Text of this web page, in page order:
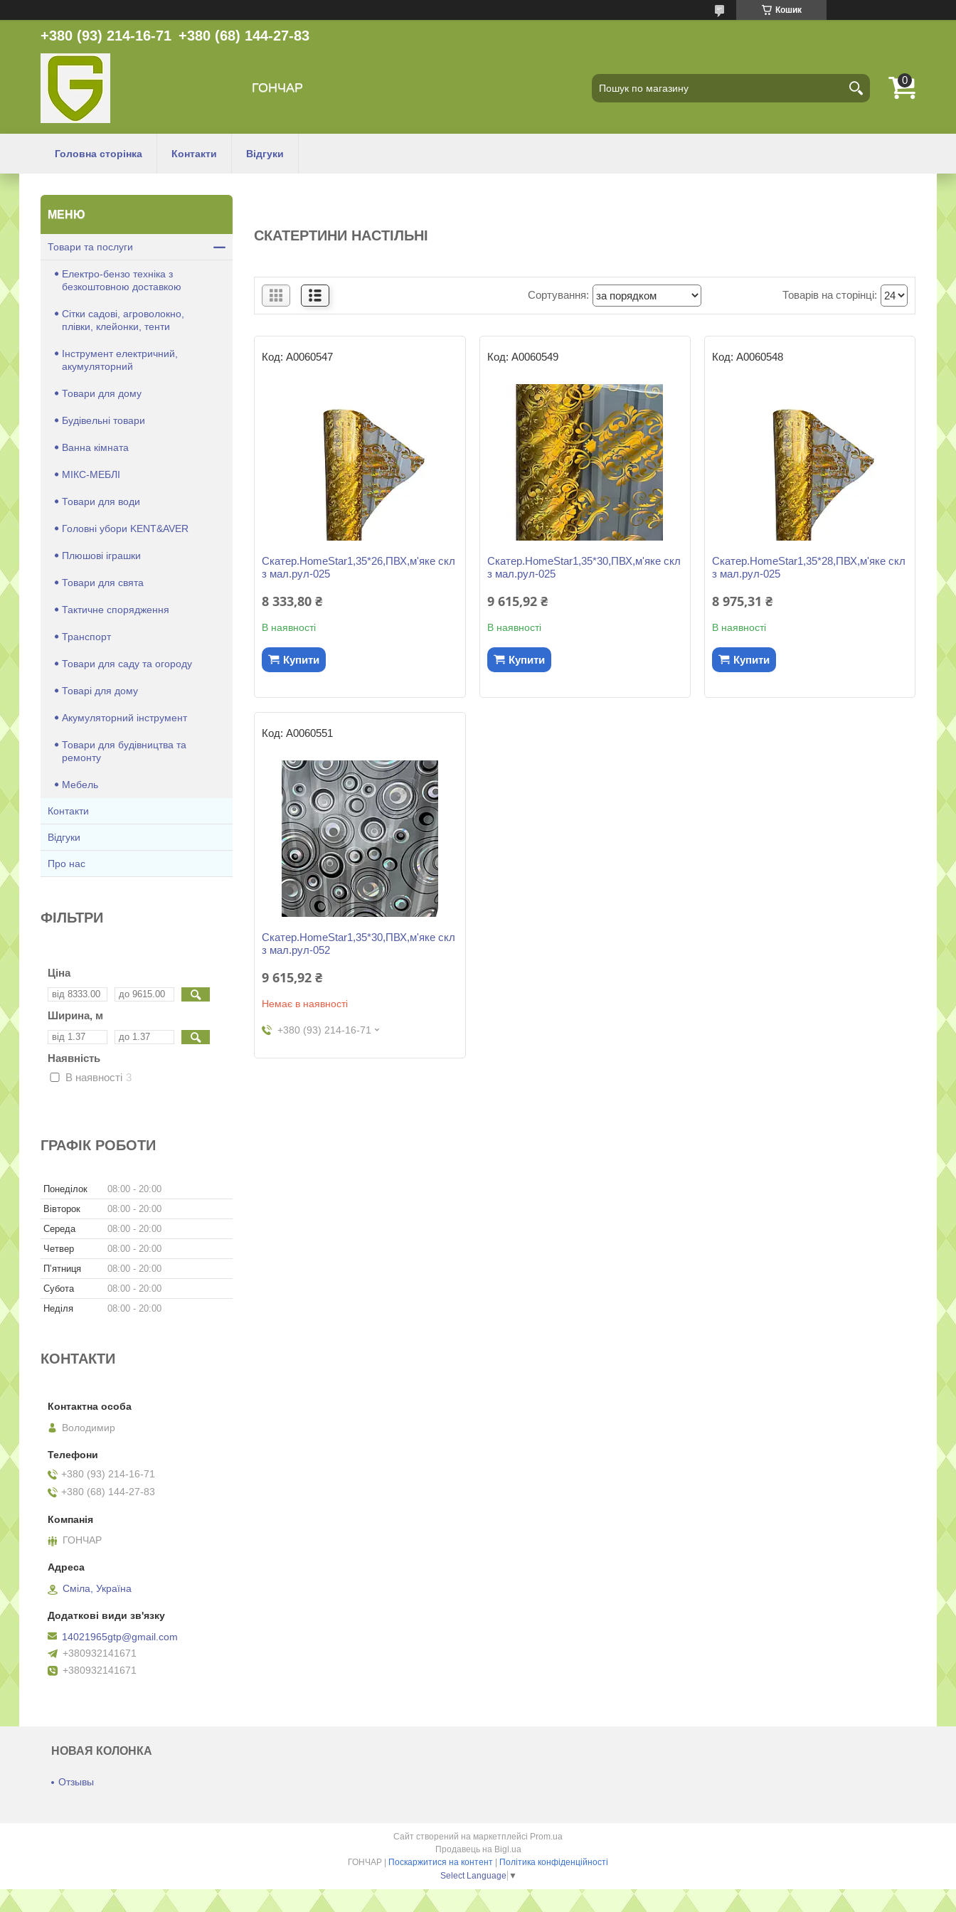
Кошик
+380 (93) 214-16-71 +380 (68) 144-27-83
ГОНЧАР
Головна сторінка Контакти Відгуки
СКАТЕРТИНИ НАСТІЛЬНІ
А0060547
Скатер.HomeStar1,35*26,ПВХ,м'яке скл
з мал.рул-025
8 333,80 ₴
В наявності
Купити
А0060549
Скатер.HomeStar1,35*30,ПВХ,м'яке скл
з мал.рул-025
9 615,92 ₴
В наявності
Купити
А0060548
Скатер.HomeStar1,35*28,ПВХ,м'яке скл
з мал.рул-025
8 975,31 ₴
В наявності
Купити
А0060551
Скатер.HomeStar1,35*30,ПВХ,м'яке скл
з мал.рул-052
9 615,92 ₴
Немає в наявності
+380 (93) 214-16-71
Товари та послуги
Електро-бензо техніка з
безкоштовною доставкою
Сітки садові, агроволокно,
плівки, клейонки, тенти
Інструмент електричний,
акумуляторний
Товари для дому
Будівельні товари
Ванна кімната
МІКС-МЕБЛІ
Товари для води
Головні убори KENT&AVER
Плюшові іграшки
Товари для свята
Тактичне спорядження
Транспорт
Товари для саду та огороду
Товарі для дому
Акумуляторний інструмент
Товари для будівництва та
ремонту
Мебель
Контакти
Відгуки
Про нас
ФІЛЬТРИ
Ціна
Ширина, м
Наявність
В наявності 3
ГРАФІК РОБОТИ
Понеділок 08:00
20:00
Вівторок
08:00
20:00
Середа
08:00
20:00
Четвер
08:00
20:00
Пʼятниця
08:00
20:00
Субота
08:00
20:00
Неділя
08:00 20:00
КОНТАКТИ
Володимир
+380 (93) 214-16-71
+380 (68) 144-27-83
ГОНЧАР
Сміла, Україна
14021965gtp@gmail.com
+380932141671
+380932141671
НОВАЯ КОЛОНКА
Отзывы
Сайт створений на маркетплейсі Prom.ua
Продавець на Bigl.ua
Поскаржитися на контент
Політика конфіденційності
Select Language ▼